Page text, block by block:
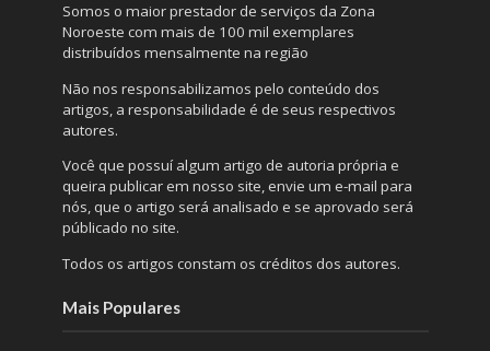
Somos o maior prestador de serviços da Zona
Noroeste com mais de 100 mil exemplares
distribuídos mensalmente na região
Não nos responsabilizamos pelo conteúdo dos
artigos, a responsabilidade é de seus respectivos
autores.
Você que possuí algum artigo de autoria própria e
queira publicar em nosso site, envie um e-mail para
nós, que o artigo será analisado e se aprovado será
públicado no site.
Todos os artigos constam os créditos dos autores.
Mais Populares